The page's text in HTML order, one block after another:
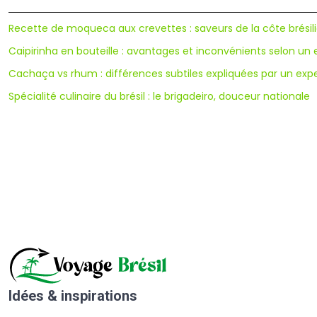
Recette de moqueca aux crevettes : saveurs de la côte
Caipirinha en bouteille : avantages et inconvénients selon un
Cachaça vs rhum : différences subtiles expliquées par un
Spécialité culinaire du brésil : le brigadeiro, douceur nationale
Idées & inspirations